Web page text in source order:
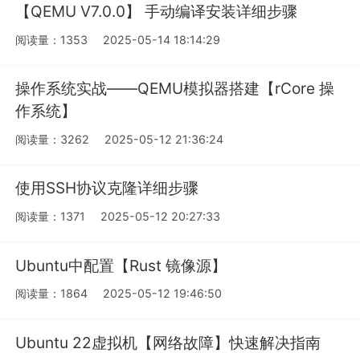
【QEMU V7.0.0】 手动编译安装详细步骤
阅读量：1353 2025-05-14 18:14:29
操作系统实战——QEMU模拟器搭建【rCore 操
作系统】
阅读量：3262 2025-05-12 21:36:24
使用SSH协议克隆详细步骤
阅读量：1371 2025-05-12 20:27:33
Ubuntu中配置【Rust 镜像源】
阅读量：1864 2025-05-12 19:46:50
Ubuntu 22虚拟机【网络故障】快速解决指南